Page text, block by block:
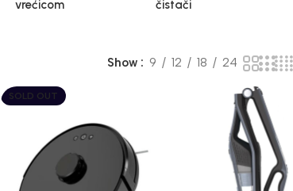
vrećicom
čistači
Show 9 12 18 24
SOLD OUT